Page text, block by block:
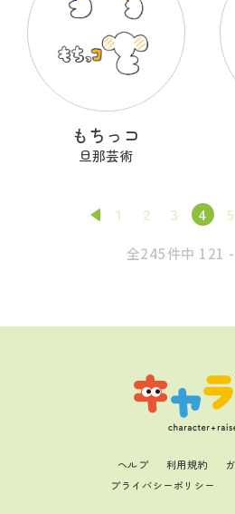
もちっコ
旦那芸術
1 2 3 4 5
全245件中 121
ヘルプ 利用規約
プライバシーポリシー